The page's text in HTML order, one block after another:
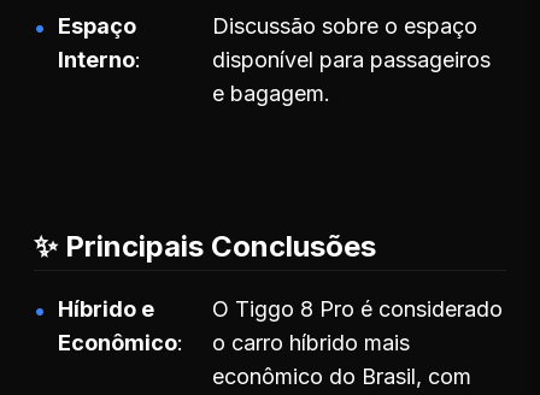
Espaço
Interno
Discussão sobre o espaço
disponível para passageiros
e bagagem.
✨ Principais Conclusões
Híbrido e
Econômico
O Tiggo 8 Pro é considerado
o carro híbrido mais
econômico do Brasil, com